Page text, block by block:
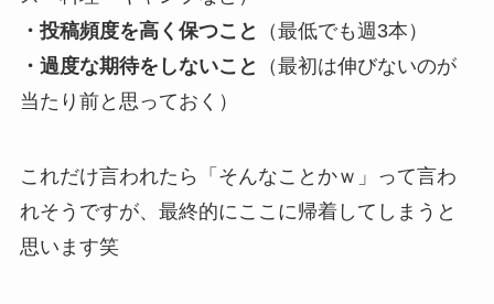
・投稿頻度を高く保つこと
（最低でも週3本）
・過度な期待をしないこと
（最初は伸びないのが
当たり前と思っておく）
これだけ言われたら「そんなことかｗ」って言わ
れそうですが、最終的にここに帰着してしまうと
思います笑